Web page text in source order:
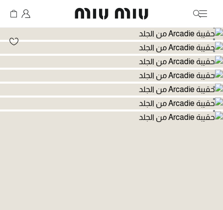
MiuMiu logo
انتقال إلى الصورة 1
انتقال إلى الصورة 2
انتقال إلى الصورة 3
انتقال إلى الصورة 4
انتقال إلى الصورة 5
انتقال إلى الصورة 6
انتقال إلى الصورة 7
انتقال إلى الصورة 8